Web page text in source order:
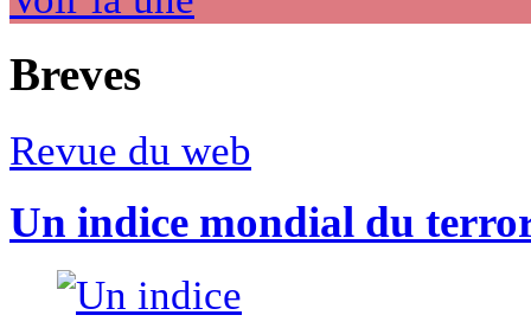
Breves
Revue du web
Un indice mondial du